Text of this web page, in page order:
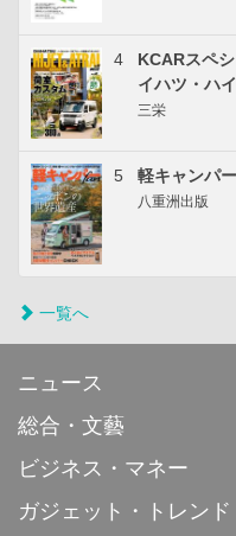
4
KCARスペ
イハツ・ハ
三栄
5 軽キャンパ
八重洲出版
一覧へ
ニュース
総合・文藝
ビジネス・マネー
ガジェット・トレンド